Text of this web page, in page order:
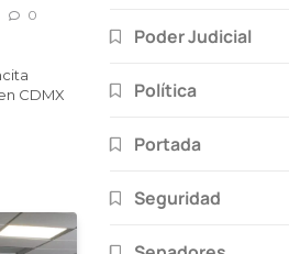
0
CDMX
Poder Judicial
Política
Portada
Seguridad